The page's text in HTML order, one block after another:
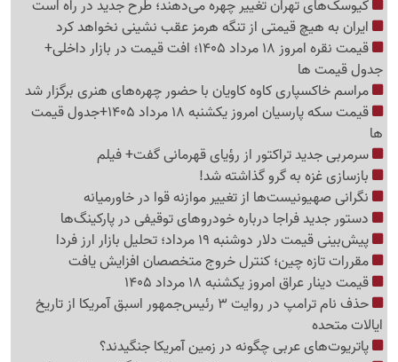
کیوسک‌های تهران تغییر چهره می‌دهند؛ طرح جدید در راه است
ایران به هیچ قیمتی از تنگه هرمز عقب نشینی نخواهد کرد
قیمت نقره امروز 18 مرداد 1405؛ افت قیمت در بازار داخلی+
جدول قیمت ها
مراسم خاکسپاری کاوه کاویان با حضور چهره‌های هنری برگزار شد
قیمت سکه پارسیان امروز یکشنبه 18 مرداد 1405+جدول قیمت
ها
سرمربی جدید تراکتور از رؤیای قهرمانی گفت+ فیلم
بازسازی غزه به گرو گذاشته شد!
نگرانی صهیونیست‌ها از تغییر موازنه قوا در خاورمیانه
دستور جدید فراجا درباره خودروهای توقیفی در پارکینگ‌ها
پیش‌بینی قیمت دلار دوشنبه 19 مرداد؛ تحلیل بازار ارز فردا
مقررات تازه چین؛ کنترل خروج متخصصان افزایش یافت
قیمت دینار عراق امروز یکشنبه 18 مرداد 1405
حذف نام ترامپ در روایت 3 رئیس‌جمهور اسبق آمریکا از تاریخ
ایالات متحده
پاتریوت‌های عربی چگونه در زمین آمریکا جنگیدند؟